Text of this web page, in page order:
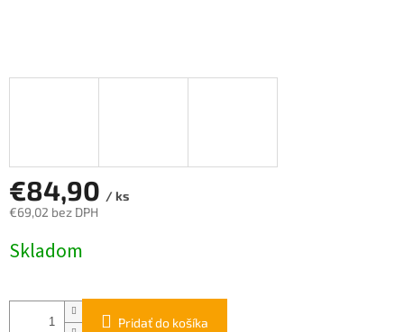
€84,90 / ks
€69,02 bez DPH
cena:
Skladom
Pridať do košíka